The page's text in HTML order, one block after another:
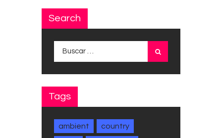
Search
Tags
ambient country